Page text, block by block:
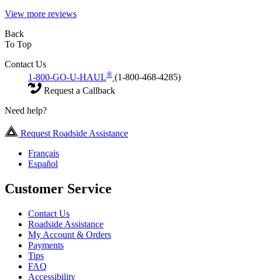
View more reviews
Back
To Top
Contact Us
1-800-GO-U-HAUL® (1-800-468-4285)
Request a Callback
Need help?
Request Roadside Assistance
Français
Español
Customer Service
Contact Us
Roadside Assistance
My Account & Orders
Payments
Tips
FAQ
Accessibility